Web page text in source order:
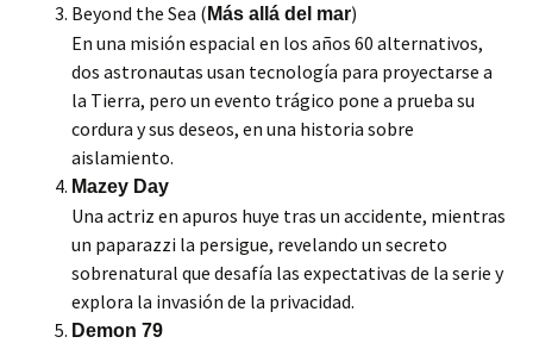
Beyond the Sea ( Más allá del mar)
En una misión espacial en los años 60 alternativos,
dos astronautas usan tecnología para proyectarse a
la Tierra, pero un evento trágico pone a prueba su
cordura y sus deseos, en una historia sobre
aislamiento.
Mazey Day
Una actriz en apuros huye tras un accidente, mientras
un paparazzi la persigue, revelando un secreto
sobrenatural que desafía las expectativas de la serie y
explora la invasión de la privacidad.
Demon 79